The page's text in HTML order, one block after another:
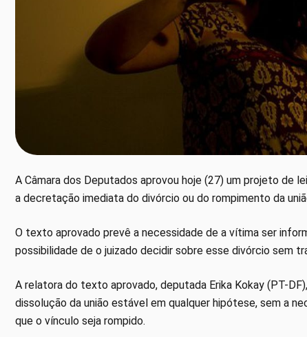
A Câmara dos Deputados aprovou hoje (27) um projeto de
a decretação imediata do divórcio ou do rompimento da
O texto aprovado prevê a necessidade de a vítima ser
possibilidade de o juizado decidir sobre esse divórcio sem
A relatora do texto aprovado, deputada Erika Kokay (PT-
dissolução da união estável em qualquer hipótese, sem a
que o vínculo seja rompido.